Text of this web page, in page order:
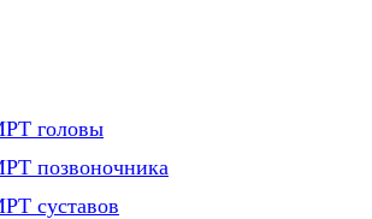
головы
позвоночника
суставов